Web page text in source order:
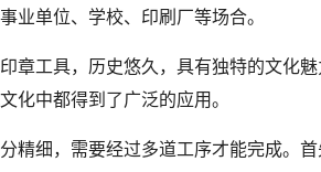
业单位、学校、印刷厂等场合。
工具，历史悠久，具有独特的文化魅
化中都得到了广泛的应用。
细，需要经过多道工序才能完成。首